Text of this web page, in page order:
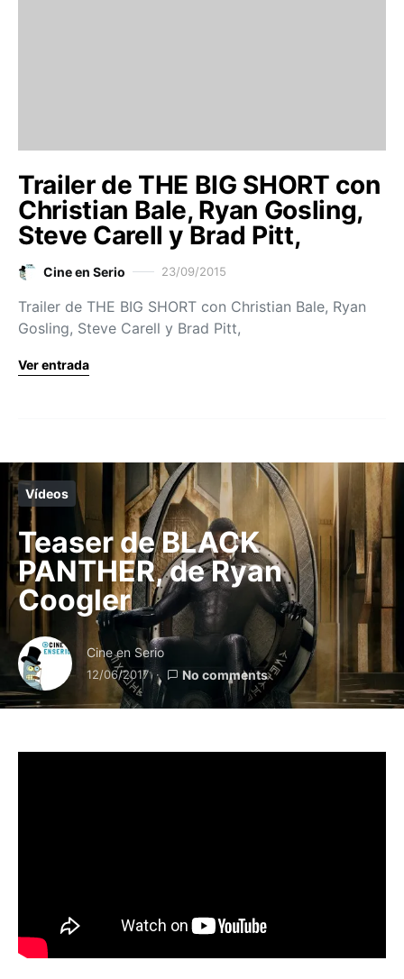
Trailer de THE BIG SHORT con
Christian Bale, Ryan Gosling,
Steve Carell y Brad Pitt,
Cine en Serio 23/09/2015
Trailer de THE BIG SHORT con Christian Bale, Ryan
Gosling, Steve Carell y Brad Pitt,
Ver entrada
Vídeos
Teaser de BLACK
PANTHER, de Ryan
Coogler
Cine en Serio
12/06/2017 No comments